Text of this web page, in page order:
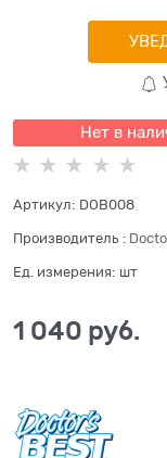
Нет в
Артикул: DOB008
Производитель :
Ед. измерения: шт
1 040 руб.